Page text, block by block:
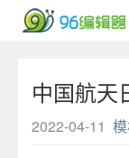
中国航天
板
2022-04-11